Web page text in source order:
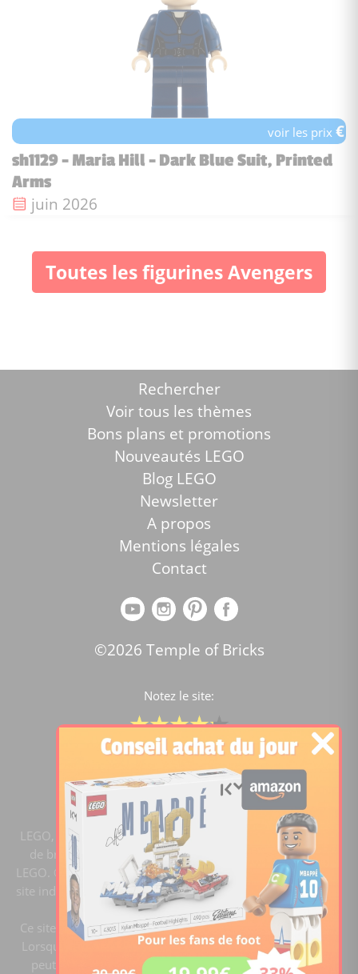
voir les prix€
sh1129 - Maria Hill - Dark Blue Suit, Printed
Arms
Date de sortie :
juin 2026
Toutes les figurines Avengers
Rechercher
Voir tous les thèmes
Bons plans et promotions
Nouveautés LEGO
Blog LEGO
Newsletter
A propos
Mentions légales
Contact
©2026 Temple of Bricks
Notez le site:
Comparateur de prix Lego
4.2/5 -15451notes
LEGO, le logo LEGO, la figurine LEGO et les configurations
de briques sont des marques commerciales du groupe
LEGO. ©2020 The LEGO Group. Templeofbricks.com est un
site indépendant du groupe LEGO, il n'est pas sponsorisé ni
validé par LEGO.
Ce site est membre du programme Ebay Partner Network.
Lorsque vous cliquez sur un lien et faites un achat, ce site
peut recevoir une commission. En tant que Partenaire